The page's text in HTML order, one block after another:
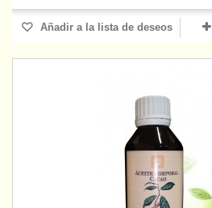
Añadir a la lista de deseos